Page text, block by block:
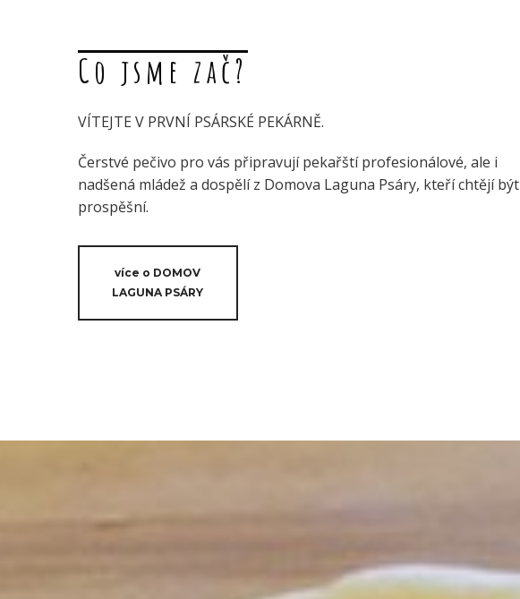
Co jsme zač?
VÍTEJTE V PRVNÍ PSÁRSKÉ PEKÁRNĚ.
Čerstvé pečivo pro vás připravují pekařští profesionálové, ale i
nadšená mládež a dospělí z Domova Laguna Psáry, kteří chtějí být
prospěšní.
více o DOMOV
LAGUNA PSÁRY